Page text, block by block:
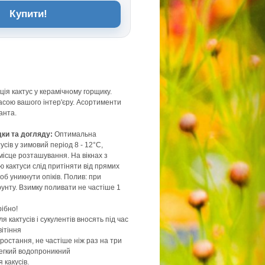
Купити!
кактус у керамічному горщику.
вашого інтер'єру. Асортименти
та догляду: Оптимальна
у зимовий період 8 - 12°C,
розташування. На вікнах з
кактуси слід притіняти від прямих
уникнути опіків. Полив: при
Взимку поливати не частіше 1
кактусів і сукулентів вносять під час
не частіше ніж раз на три
водопроникний